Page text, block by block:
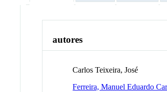
autores
Carlos Teixeira, José
Ferreira, Manuel Eduardo